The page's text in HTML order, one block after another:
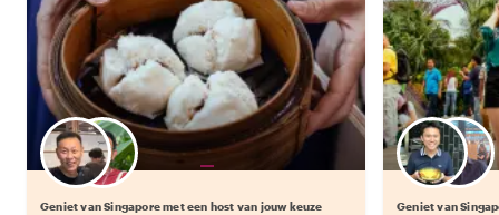
Kies jouw favoriete local
Geniet van Singapore met een host van jouw keuze Geniet van